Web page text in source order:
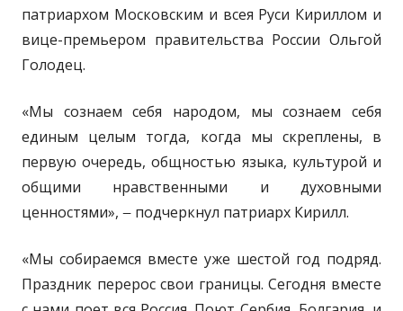
патриархом Московским и всея Руси Кириллом и
вице-премьером правительства России Ольгой
Голодец.
«Мы сознаем себя народом, мы сознаем себя
единым целым тогда, когда мы скреплены, в
первую очередь, общностью языка, культурой и
общими нравственными и духовными
ценностями», ‒ подчеркнул патриарх Кирилл.
«Мы собираемся вместе уже шестой год подряд.
Праздник перерос свои границы. Сегодня вместе